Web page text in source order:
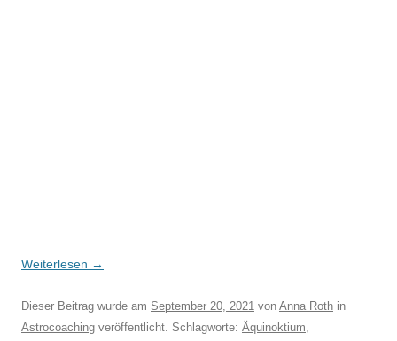
Weiterlesen →
Dieser Beitrag wurde am September 20, 2021 von Anna Roth in
Astrocoaching veröffentlicht. Schlagworte: Äquinoktium,